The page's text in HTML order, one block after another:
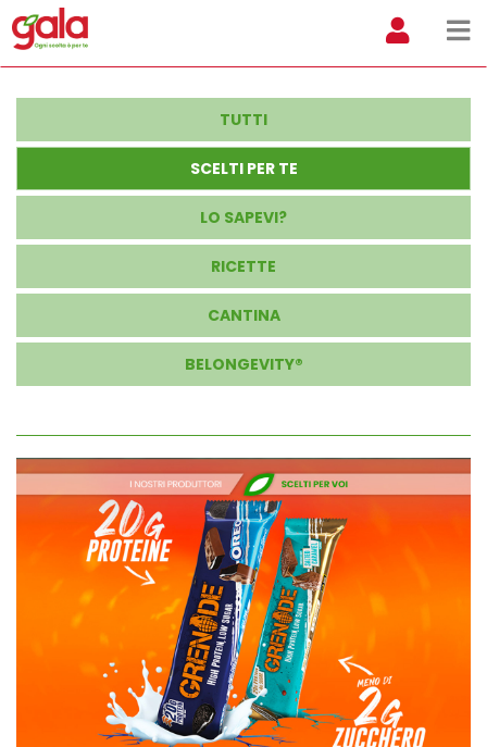
TUTTI
SCELTI PER TE
LO SAPEVI?
RICETTE
CANTINA
BELONGEVITY®